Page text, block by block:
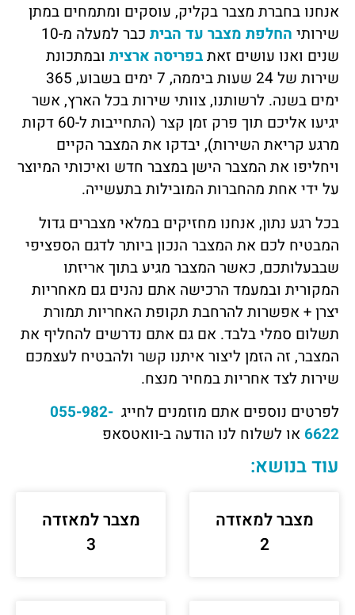
אנחנו בחברת מצבר בקליק, עוסקים ומתמחים במתן
שירותי החלפת מצבר עד הבית
כבר למעלה מ-10
שנים ואנו עושים זאתבפריסה ארצית ובמתכונת
שירות של 24 שעות ביממה, 7 ימים בשבוע, 365
ימים בשנה. לרשותנו, צוותי שירות בכל הארץ, אשר
יגיעו אליכם תוך פרק זמן קצר (התחייבות ל-60 דקות
מרגע קריאת השירות), יבדקו את המצבר הקיים
ויחליפו את המצבר הישן במצבר חדש ואיכותי המיוצר
על ידי אחת מהחברות המובילות בתעשייה.
בכל רגע נתון, אנחנו מחזיקים במלאי מצברים גדול
המבטיח לכם את המצבר הנכון ביותר לדגם הספציפי
שבבעלותכם, כאשר המצבר מגיע בתוך אריזתו
המקורית ובמעמד הרכישה אתם נהנים גם מאחריות
יצרן + אפשרות להרחבת תקופת האחריות תמורת
תשלום סמלי בלבד. אם גם אתם נדרשים להחליף את
המצבר, זה הזמן ליצור איתנו קשר ולהבטיח לעצמכם
שירות לצד אחריות במחיר מנצח.
לפרטים נוספים אתם מוזמנים לחייג 055-982-
6622 או לשלוח לנו הודעה ב-וואטסאפ
עוד בנושא:
מצבר למאזדה
2
מצבר למאזדה
3